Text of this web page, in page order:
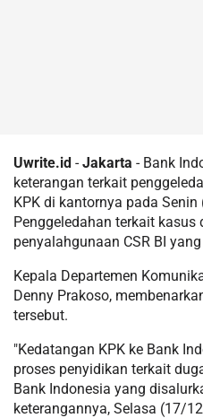
Uwrite.id -Jakarta - Bank
keterangan terkait
KPK di kantornya pada
Penggeledahan terkait kasus
penyalahgunaan CSR BI
Kepala Departemen
Denny Prakoso,
tersebut.
"Kedatangan KPK ke Bank
proses penyidikan terkait
Bank Indonesia yang
keterangannya, Selasa (17/